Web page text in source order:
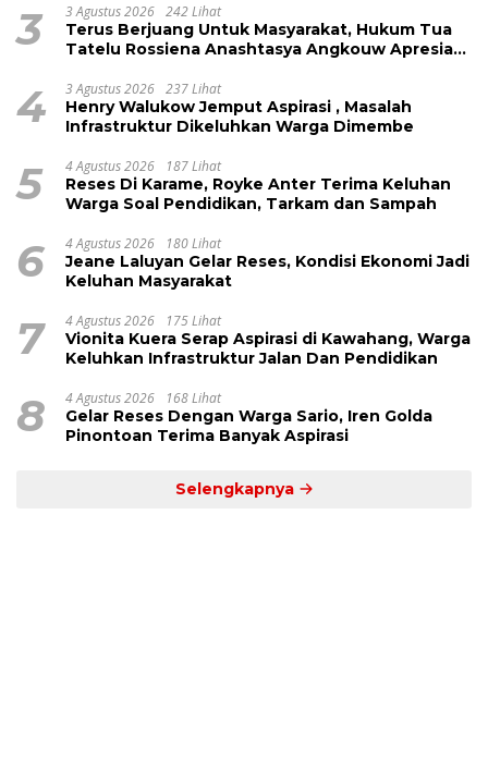
3 3 Agustus 2026 242 Lihat
Terus Berjuang Untuk Masyarakat, Hukum Tua
Tatelu Rossiena Anashtasya Angkouw Apresiasi
4 3 Agustus 2026 237 Lihat
Henry Walukow Jemput Aspirasi , Masalah
Infrastruktur Dikeluhkan Warga Dimembe
5 4 Agustus 2026 187 Lihat
Reses Di Karame, Royke Anter Terima Keluhan
Warga Soal Pendidikan, Tarkam dan Sampah
6 4 Agustus 2026 180 Lihat
Jeane Laluyan Gelar Reses, Kondisi Ekonomi Jadi
Keluhan Masyarakat
7 4 Agustus 2026 175 Lihat
Vionita Kuera Serap Aspirasi di Kawahang, Warga
Keluhkan Infrastruktur Jalan Dan Pendidikan
8 4 Agustus 2026 168 Lihat
Gelar Reses Dengan Warga Sario, Iren Golda
Pinontoan Terima Banyak Aspirasi
Selengkapnya